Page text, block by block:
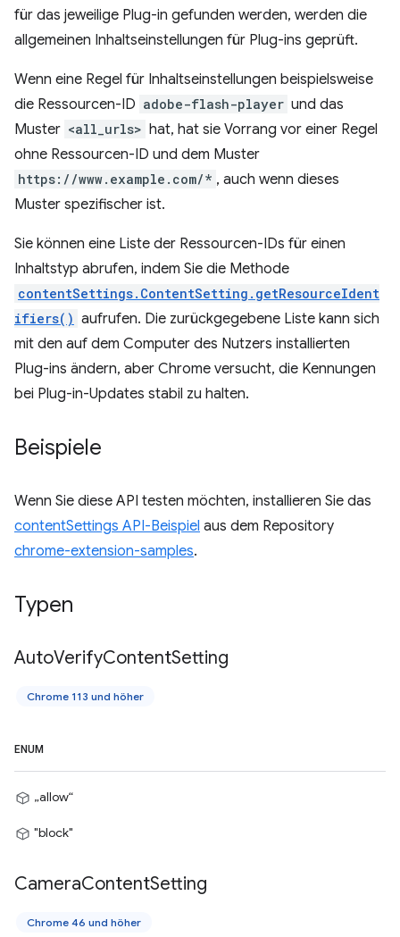
für das jeweilige Plug-in gefunden werden, werden die
allgemeinen Inhaltseinstellungen für Plug-ins geprüft.
Wenn eine Regel für Inhaltseinstellungen beispielsweise
die Ressourcen-ID adobe-flash-player und das
Muster <all_urls> hat, hat sie Vorrang vor einer Regel
ohne Ressourcen-ID und dem Muster
https://www.example.com/* , auch wenn dieses
Muster spezifischer ist.
Sie können eine Liste der Ressourcen-IDs für einen
Inhaltstyp abrufen, indem Sie die Methode
contentSettings.ContentSetting.getResourceIdent
ifiers() aufrufen. Die zurückgegebene Liste kann sich
mit den auf dem Computer des Nutzers installierten
Plug-ins ändern, aber Chrome versucht, die Kennungen
bei Plug-in-Updates stabil zu halten.
Beispiele
Wenn Sie diese API testen möchten, installieren Sie das
contentSettings API-Beispiel aus dem Repository
chrome-extension-samples.
Typen
AutoVerifyContentSetting
Chrome 113 und höher
ENUM
„allow“
"block"
CameraContentSetting
Chrome 46 und höher